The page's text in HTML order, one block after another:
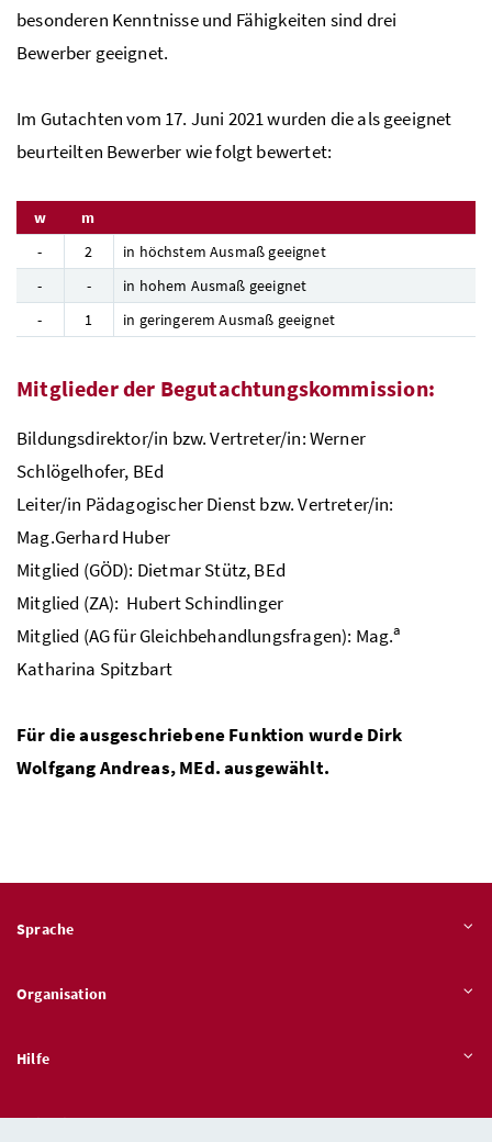
besonderen Kenntnisse und Fähigkeiten sind drei
Bewerber geeignet.
Im Gutachten vom 17. Juni 2021 wurden die als geeignet
beurteilten Bewerber wie folgt bewertet:
w
m
-
2
in höchstem Ausmaß geeignet
-
-
in hohem Ausmaß geeignet
-
1 in geringerem Ausmaß geeignet
Mitglieder der Begutachtungskommission:
Bildungsdirektor/in bzw. Vertreter/in: Werner
Schlögelhofer, BEd
Leiter/in Pädagogischer Dienst bzw. Vertreter/in:
Mag.Gerhard Huber
Mitglied (GÖD): Dietmar Stütz,BEd
Mitglied (ZA): Hubert Schindlinger
Mitglied (AG für Gleichbehandlungsfragen): Mag.a
Katharina Spitzbart
Für die ausgeschriebene Funktion wurde Dirk
Wolfgang Andreas,MEd.ausgewählt.
Sprache
Organisation
Hilfe
Quicklinks